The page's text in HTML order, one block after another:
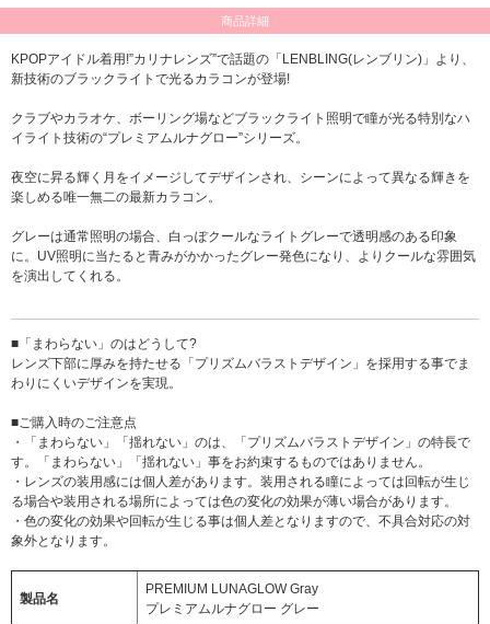
商品詳細
KPOPアイドル着用!”カリナレンズ”で話題の「LENBLING(レンブリン)」より、
新技術のブラックライトで光るカラコンが登場!
クラブやカラオケ、ボーリング場などブラックライト照明で瞳が光る特別なハ
イライト技術の“プレミアムルナグロー”シリーズ。
夜空に昇る輝く月をイメージしてデザインされ、シーンによって異なる輝きを
楽しめる唯一無二の最新カラコン。
グレーは通常照明の場合、白っぽクールなライトグレーで透明感のある印象
に。UV照明に当たると青みがかかったグレー発色になり、よりクールな雰囲気
を演出してくれる。
■「まわらない」のはどうして?
レンズ下部に厚みを持たせる「プリズムバラストデザイン」を採用する事でま
わりにくいデザインを実現。
■ご購入時のご注意点
・「まわらない」「揺れない」のは、「プリズムバラストデザイン」の特長で
す。「まわらない」「揺れない」事をお約束するものではありません。
・レンズの装用感には個人差があります。装用される瞳によっては回転が生じ
る場合や装用される場所によっては色の変化の効果が薄い場合があります。
・色の変化の効果や回転が生じる事は個人差となりますので、不具合対応の対
象外となります。
製品名
PREMIUM LUNAGLOW Gray
プレミアムルナグロー グレー